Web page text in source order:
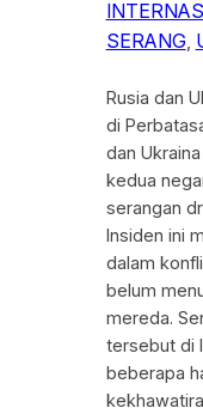
SERANG,
Rusia dan
di
dan
kedua
serangan
Insiden ini
dalam
belum
mereda.
tersebut di
beberapa